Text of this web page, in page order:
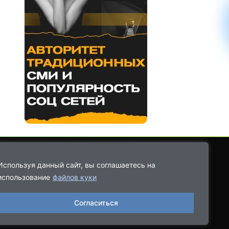
данный сайт, вы соглашаетесь на
файлов куки
Согласиться
9021-68-08-43